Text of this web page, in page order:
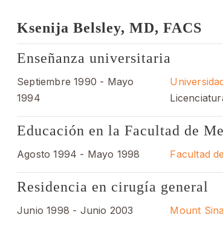
Ksenija Belsley, MD, FACS
Enseñanza universitaria
Septiembre 1990 - Mayo
1994
Educación en la Facultad de
Agosto 1994 - Mayo 1998 Facultad
Residencia en cirugía general
Junio 1998 - Junio 2003 Mount